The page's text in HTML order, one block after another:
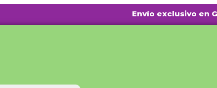
Envío exclusivo en